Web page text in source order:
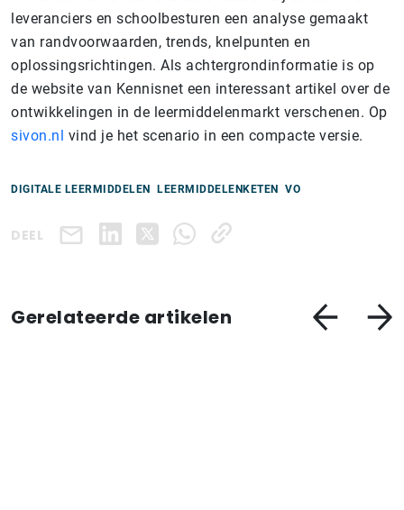
leveranciers en schoolbesturen een analyse gemaakt
van randvoorwaarden, trends, knelpunten en
oplossingsrichtingen. Als achtergrondinformatie is op
de website van Kennisnet een interessant artikel over de
ontwikkelingen in de leermiddelenmarkt verschenen. Op
sivon.nl vind je het scenario in een compacte versie.
DIGITALE LEERMIDDELEN LEERMIDDELENKETEN VO
DEEL
Gerelateerde artikelen